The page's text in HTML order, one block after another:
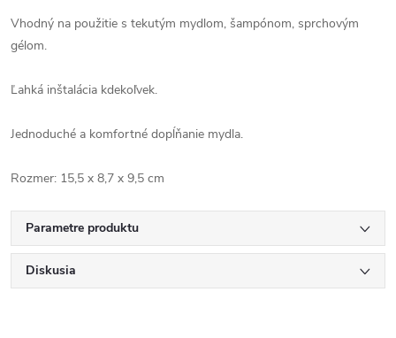
Vhodný na použitie s tekutým mydlom, šampónom, sprchovým
gélom.
Ľahká inštalácia kdekoľvek.
Jednoduché a komfortné dopĺňanie mydla.
Rozmer: 15,5 x 8,7 x 9,5 cm
Parametre produktu
Diskusia